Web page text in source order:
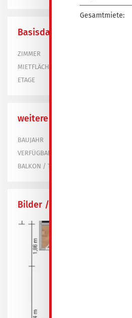
Basisdaten
ZIMMER
MIETFLÄCHE
ETAGE
weitere Informationen
BAUJAHR
VERFÜGBAR
BALKON / TERRASSE
Bilder / Grundrisse
Gesamtmiete: